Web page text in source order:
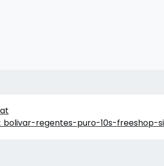
bolivar-regentes-puro-10s-freeshop-